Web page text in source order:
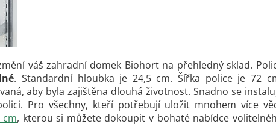
váš zahradní domek Biohort na přehledný sklad.
. Standardní hloubka je 24,5 cm. Šířka police je 72
aby byla zajištěna dlouhá životnost. Snadno se
Pro všechny, kteří potřebují uložit mnohem více
, kterou si můžete dokoupit v bohaté nabídce